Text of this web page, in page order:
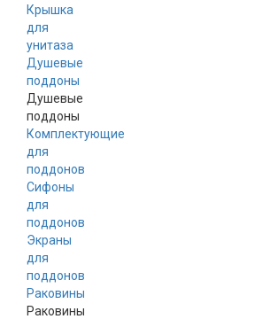
Крышка
для
унитаза
Душевые
поддоны
Душевые
поддоны
Комплектующие
для
поддонов
Сифоны
для
поддонов
Экраны
для
поддонов
Раковины
Раковины